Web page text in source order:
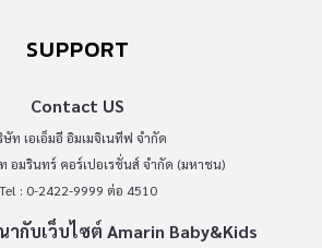
SUPPORT
Contact US
ท เอเอ็มอี อิมเมจิเนทีฟ จำกัด
อมรินทร์ คอร์เปอเรชั่นส์ จำกัด (มหาชน)
Tel : 0-2422-9999 ต่อ 4510
กับเว็บไซต์ Amarin Baby&Kids